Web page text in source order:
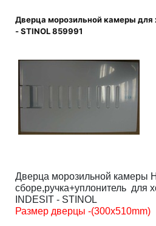
MBA1167S
MBA1185V
MBA1200V
MBA2200
MBA2200SL
MBA2200X
Дверца морозильной камеры для
- STINOL 859991
Дверца морозильной камеры
сборе,ручка+уплонитель для
INDESIT - STINOL
Размер дверцы -(300x510mm)